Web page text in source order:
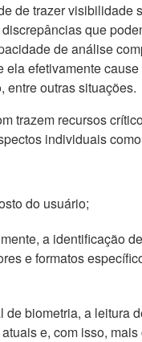
de trazer visibilidade
que
de análise
efetivamente
entre outras situações.
trazem recursos
individuais
do usuário;
a identificação
e formatos
de biometria, a leitura
e, com isso, mais